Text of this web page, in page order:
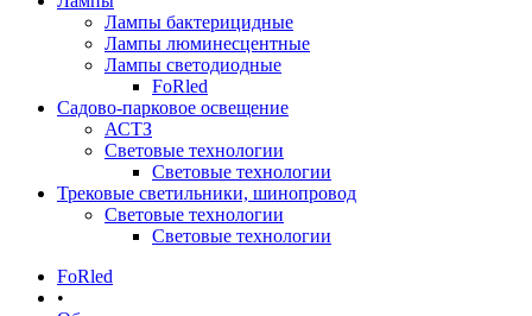
Лампы бактерицидные
Лампы люминесцентные
Лампы светодиодные
FoRled
Садово-парковое освещение
АСТЗ
Световые технологии
Световые технологии
Трековые светильники, шинопровод
Световые технологии
Световые технологии
FoRled
•